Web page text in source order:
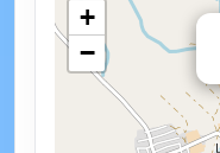
+
−